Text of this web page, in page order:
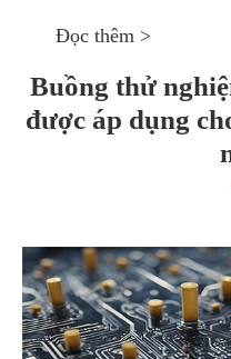
Đọc thêm >
Buồng thử
được áp dụng